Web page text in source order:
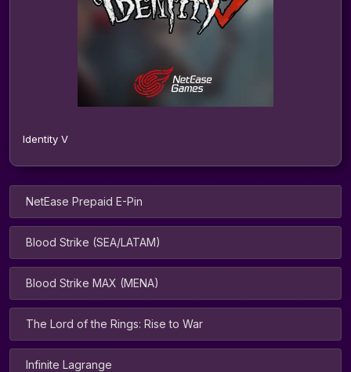
Identity V
NetEase Prepaid E-Pin
Blood Strike (SEA/LATAM)
Blood Strike MAX (MENA)
The Lord of the Rings: Rise to War
Infinite Lagrange